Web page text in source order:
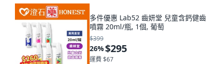
多件優惠 Lab52 齒妍堂 兒童含鈣健齒
噴霧 20ml/瓶, 1個, 葡萄
$399
26%$295
運費 $67